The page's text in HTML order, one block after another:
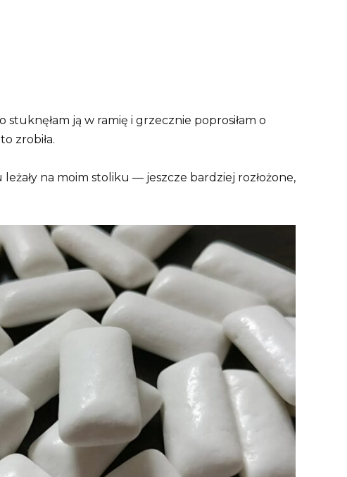
ją w ramię i grzecznie poprosiłam o
zrobiła.
na moim stoliku — jeszcze bardziej rozłożone,